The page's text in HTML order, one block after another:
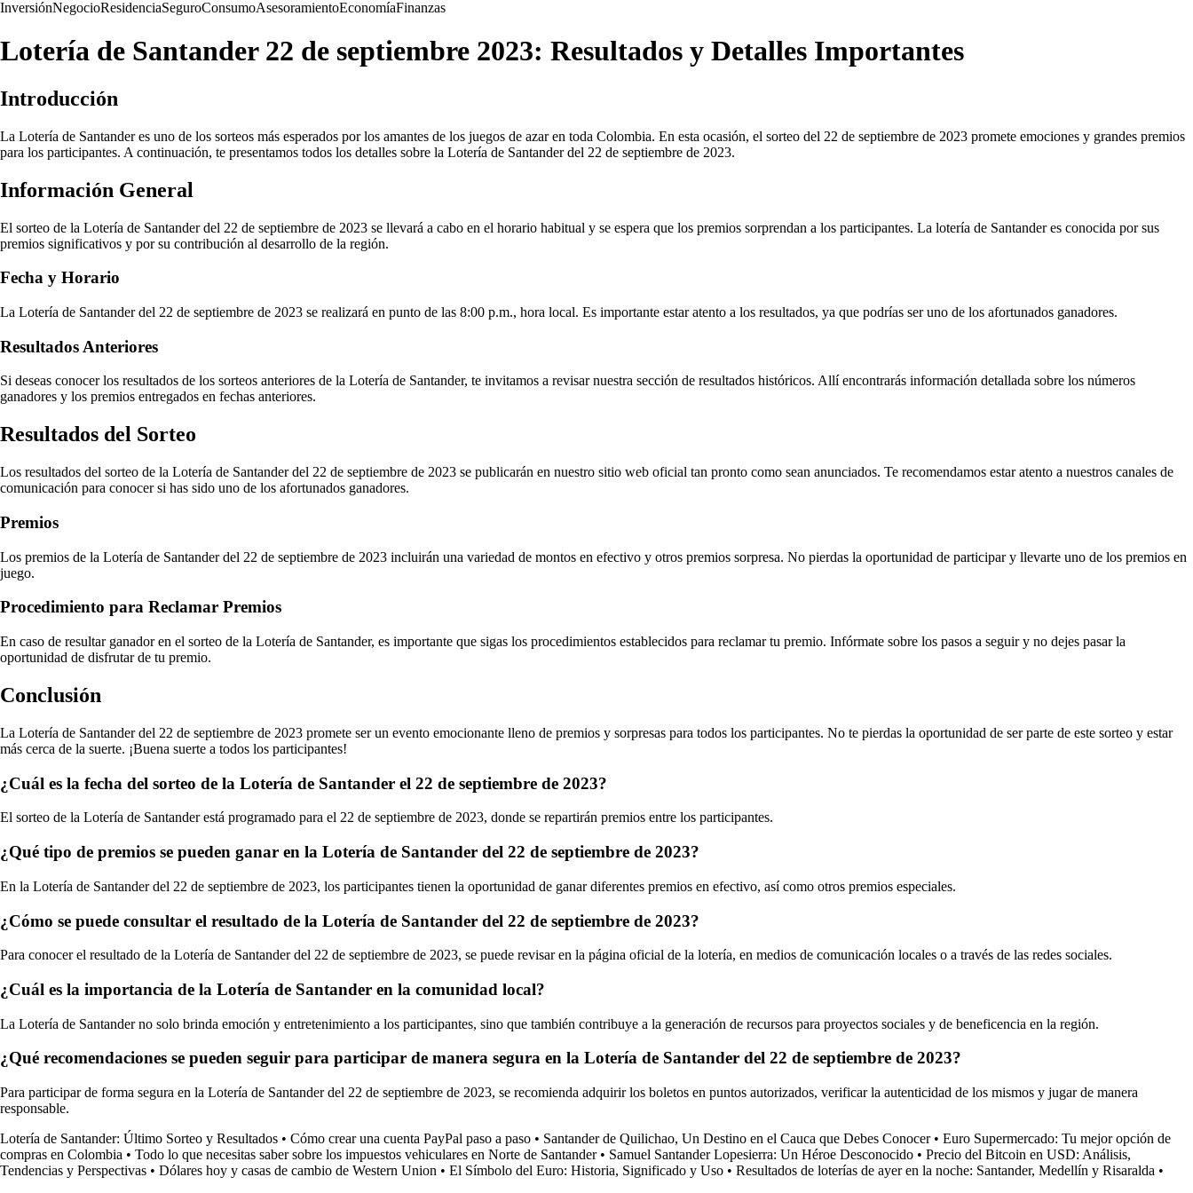
InversiónNegocioResidenciaSeguroConsumoAsesoramientoEconomíaFinanzas
Lotería de Santander 22 de septiembre 2023: Resultados y Detalles Importantes
Introducción
La Lotería de Santander es uno de los sorteos más esperados por los amantes de los juegos de azar en toda Colombia. En esta ocasión, el sorteo del 22 de septiembre de 2023 promete emociones y grandes premios
para los participantes. A continuación, te presentamos todos los detalles sobre la Lotería de Santander del 22 de septiembre de 2023.
Información General
El sorteo de la Lotería de Santander del 22 de septiembre de 2023 se llevará a cabo en el horario habitual y se espera que los premios sorprendan a los participantes. La lotería de Santander es conocida por sus
premios significativos y por su contribución al desarrollo de la región.
Fecha y Horario
La Lotería de Santander del 22 de septiembre de 2023 se realizará en punto de las 8:00 p.m., hora local. Es importante estar atento a los resultados, ya que podrías ser uno de los afortunados ganadores.
Resultados Anteriores
Si deseas conocer los resultados de los sorteos anteriores de la Lotería de Santander, te invitamos a revisar nuestra sección de resultados históricos. Allí encontrarás información detallada sobre los números
ganadores y los premios entregados en fechas anteriores.
Resultados del Sorteo
Los resultados del sorteo de la Lotería de Santander del 22 de septiembre de 2023 se publicarán en nuestro sitio web oficial tan pronto como sean anunciados. Te recomendamos estar atento a nuestros canales de
comunicación para conocer si has sido uno de los afortunados ganadores.
Premios
Los premios de la Lotería de Santander del 22 de septiembre de 2023 incluirán una variedad de montos en efectivo y otros premios sorpresa. No pierdas la oportunidad de participar y llevarte uno de los premios en
juego.
Procedimiento para Reclamar Premios
En caso de resultar ganador en el sorteo de la Lotería de Santander, es importante que sigas los procedimientos establecidos para reclamar tu premio. Infórmate sobre los pasos a seguir y no dejes pasar la
oportunidad de disfrutar de tu premio.
Conclusión
La Lotería de Santander del 22 de septiembre de 2023 promete ser un evento emocionante lleno de premios y sorpresas para todos los participantes. No te pierdas la oportunidad de ser parte de este sorteo y estar
más cerca de la suerte. ¡Buena suerte a todos los participantes!
¿Cuál es la fecha del sorteo de la Lotería de Santander el 22 de septiembre de 2023?
El sorteo de la Lotería de Santander está programado para el 22 de septiembre de 2023, donde se repartirán premios entre los participantes.
¿Qué tipo de premios se pueden ganar en la Lotería de Santander del 22 de septiembre de 2023?
En la Lotería de Santander del 22 de septiembre de 2023, los participantes tienen la oportunidad de ganar diferentes premios en efectivo, así como otros premios especiales.
¿Cómo se puede consultar el resultado de la Lotería de Santander del 22 de septiembre de 2023?
Para conocer el resultado de la Lotería de Santander del 22 de septiembre de 2023, se puede revisar en la página oficial de la lotería, en medios de comunicación locales o a través de las redes sociales.
¿Cuál es la importancia de la Lotería de Santander en la comunidad local?
La Lotería de Santander no solo brinda emoción y entretenimiento a los participantes, sino que también contribuye a la generación de recursos para proyectos sociales y de beneficencia en la región.
¿Qué recomendaciones se pueden seguir para participar de manera segura en la Lotería de Santander del 22 de septiembre de 2023?
Para participar de forma segura en la Lotería de Santander del 22 de septiembre de 2023, se recomienda adquirir los boletos en puntos autorizados, verificar la autenticidad de los mismos y jugar de manera
responsable.
Lotería de Santander: Último Sorteo y Resultados • Cómo crear una cuenta PayPal paso a paso • Santander de Quilichao, Un Destino en el Cauca que Debes Conocer• Euro Supermercado: Tu mejor opción de
compras en Colombia • Todo lo que necesitas saber sobre los impuestos vehiculares en Norte de Santander• Samuel Santander Lopesierra: Un Héroe Desconocido • Precio del Bitcoin en USD: Análisis,
Tendencias y Perspectivas • Dólares hoy y casas de cambio de Western Union • El Símbolo del Euro: Historia, Significado y Uso • Resultados de loterías de ayer en la noche: Santander, Medellín y Risaralda •